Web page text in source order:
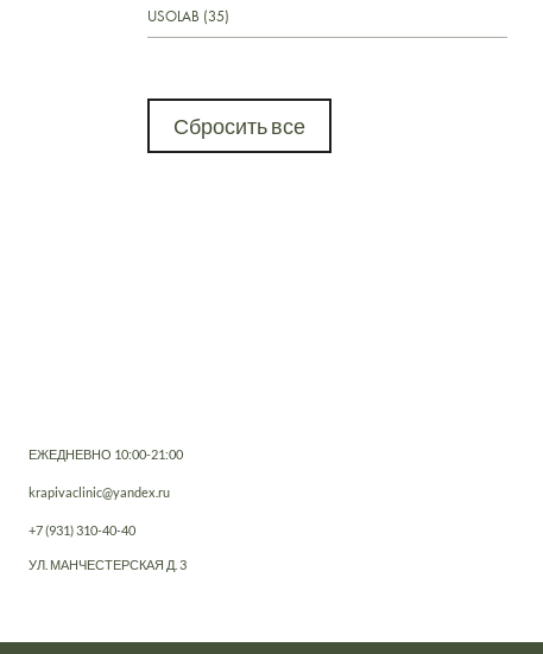
USOLAB (35)
Сбросить все
ЕЖЕДНЕВНО 10:00-21:00
krapivaclinic@yandex.ru
+7 (931) 310-40-40
УЛ. МАНЧЕСТЕРСКАЯ Д. 3